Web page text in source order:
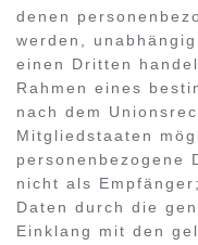
denen
werden,
einen Dritten
Rahmen eines
nach dem
Mitgliedstaaten
personenbezogene
nicht als
Daten durch die
Einklang mit den